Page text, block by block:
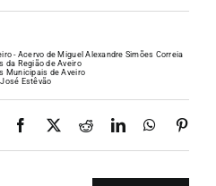
- Acervo de Miguel Alexandre Simões Correia
da Região de Aveiro
Municipais de Aveiro
Estêvão
Facebook
X RedditLinkedIn